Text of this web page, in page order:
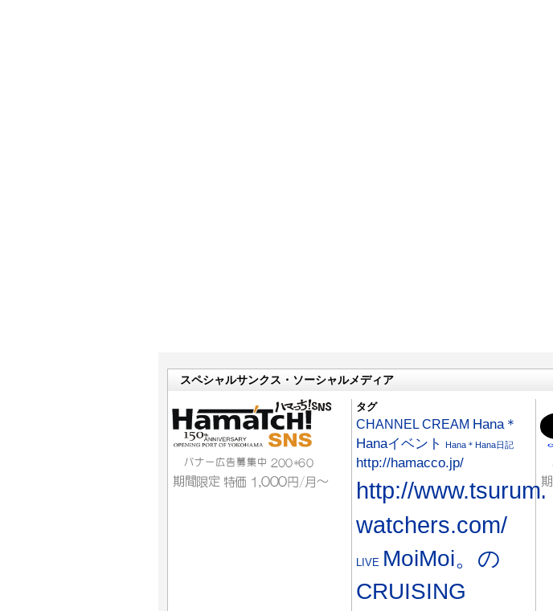
スペシャルサンクス・ソーシャルメディア
タグ
CHANNEL CREAM Hana＊
Hanaイベント
Hana＊Hana日記
http://hamacco.jp/
http://www.tsurumi-
watchers.com/
LIVE MoiMoi。の
CRUISING